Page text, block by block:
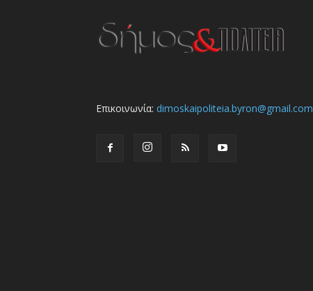
Επικοινωνία: dimoskaipoliteia.byron@gmail.com